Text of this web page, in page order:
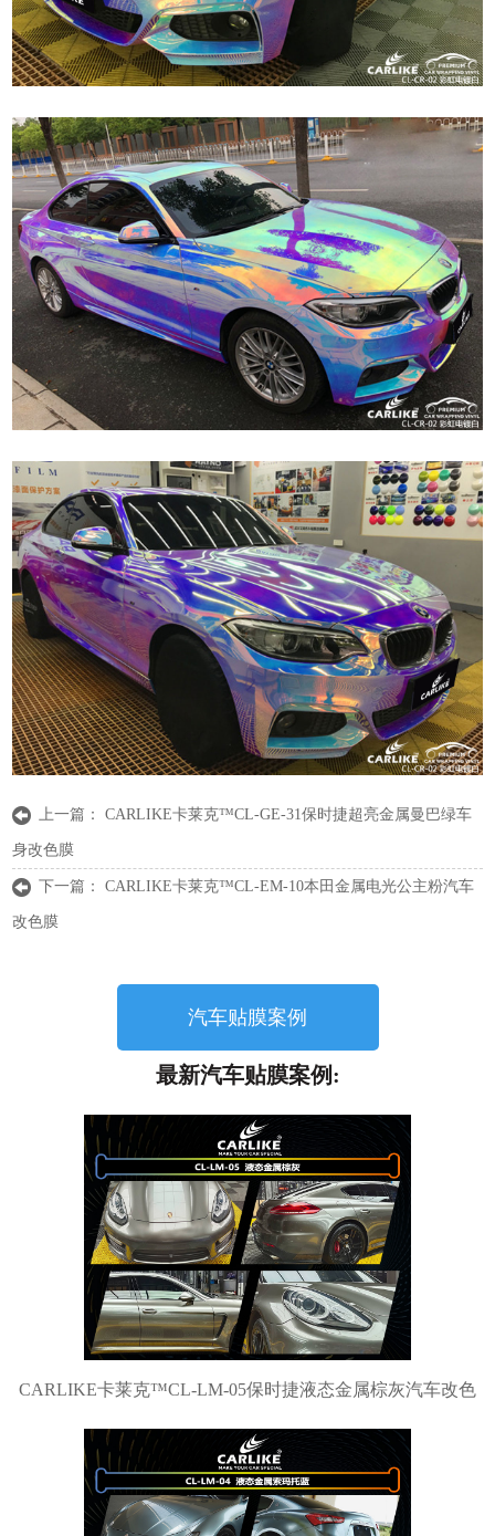
上一篇：CARLIKE卡莱克™CL-GE-31保时捷超亮金属曼巴绿车
身改色膜
下一篇：CARLIKE卡莱克™CL-EM-10本田金属电光公主粉汽车
改色膜
汽车贴膜案例
最新汽车贴膜案例:
CARLIKE卡莱克™CL-LM-05保时捷液态金属棕灰汽车改色